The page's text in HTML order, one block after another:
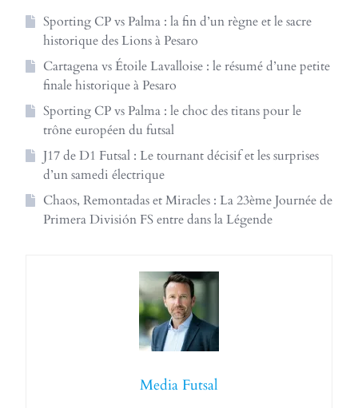
Sporting CP vs Palma : la fin d’un règne et le sacre
historique des Lions à Pesaro
Cartagena vs Étoile Lavalloise : le résumé d’une petite
finale historique à Pesaro
Sporting CP vs Palma : le choc des titans pour le
trône européen du futsal
J17 de D1 Futsal : Le tournant décisif et les surprises
d’un samedi électrique
Chaos, Remontadas et Miracles : La 23ème Journée de
Primera División FS entre dans la Légende
Media Futsal